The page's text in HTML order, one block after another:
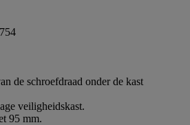
de schroefdraad onder de kast
veiligheidskast.
95 mm.